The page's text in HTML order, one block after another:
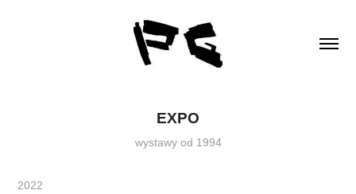
EXPO
wystawy od 1994
2022